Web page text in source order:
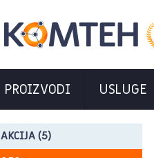
PROIZVODI USLUGE
AKCIJA (5)